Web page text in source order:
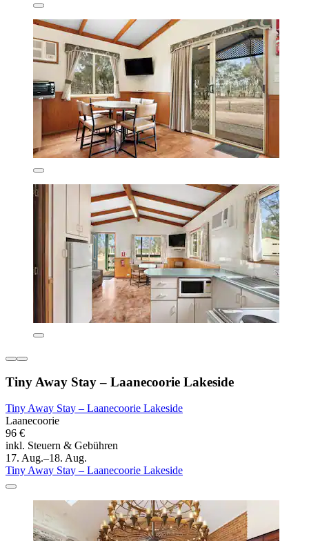
Tiny Away Stay – Laanecoorie Lakeside
Tiny Away Stay – Laanecoorie Lakeside
Laanecoorie
96 €
inkl. Steuern & Gebühren
17. Aug.–18. Aug.
Tiny Away Stay – Laanecoorie Lakeside